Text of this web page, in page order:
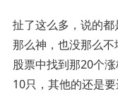
扯了这么多，说的
那么神，也没那么
股票中找到那20个
10只，其他的还是